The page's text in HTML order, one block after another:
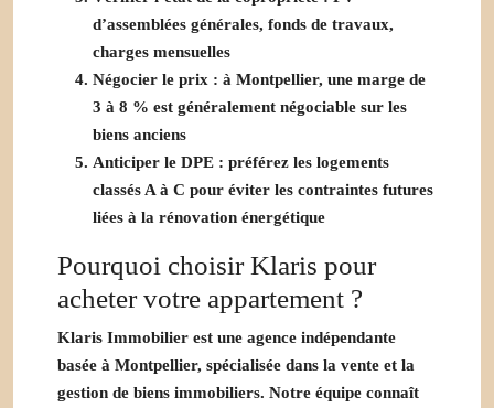
d’assemblées générales, fonds de travaux,
charges mensuelles
Négocier le prix : à Montpellier, une marge de
3 à 8 % est généralement négociable sur les
biens anciens
Anticiper le DPE : préférez les logements
classés A à C pour éviter les contraintes futures
liées à la rénovation énergétique
Pourquoi choisir Klaris pour
acheter votre appartement ?
Klaris Immobilier est une agence indépendante
basée à Montpellier, spécialisée dans la vente et la
gestion de biens immobiliers. Notre équipe connaît